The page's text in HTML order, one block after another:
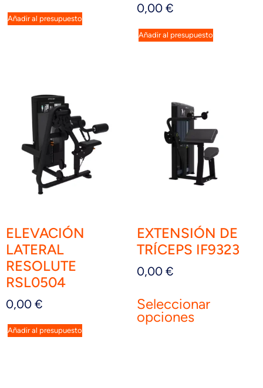
Añadir al presupuesto
0,00 €
Añadir al presupuesto
ELEVACIÓN
LATERAL
RESOLUTE
RSL0504
0,00 €
Añadir al presupuesto
EXTENSIÓN DE
TRÍCEPS IF9323
0,00 €
Seleccionar
opciones